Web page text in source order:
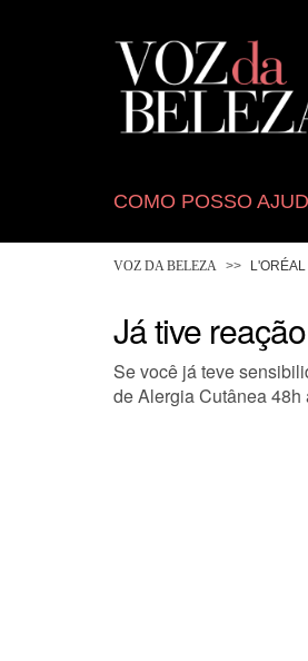
COMO POSSO
VOZ DA BELEZA L'ORÉAL
Já tive
Se você já teve
deAlergiaCutânea 48h